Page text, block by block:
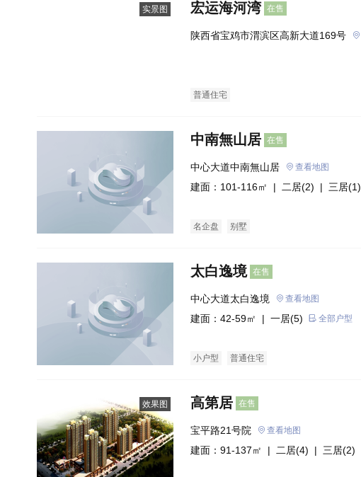
实景图 宏运海河湾 在售
陕西省宝鸡市渭滨区高新大道169号
普通住宅
中南無山居 在售
中心大道中南無山居 查看地图
建面：101-116㎡ | 二居(2) | 三居(1)
名企盘 别墅
太白逸境 在售
中心大道太白逸境 查看地图
建面：42-59㎡ | 一居(5) 全部户型
小户型 普通住宅
效果图 高第居 在售
宝平路21号院 查看地图
建面：91-137㎡ | 二居(4) | 三居(2)